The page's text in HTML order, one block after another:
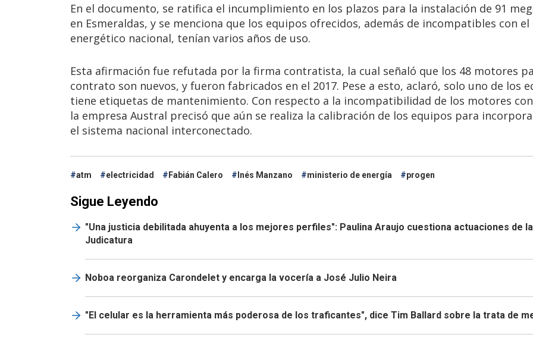
En el documento, se ratifica el incumplimiento en los plazos para la instalación de 91
en Esmeraldas, y se menciona que los equipos ofrecidos, además de incompatibles con
energético nacional, tenían varios años de uso.
Esta afirmación fue refutada por la firma contratista, la cual señaló que los 48 motores
contrato son nuevos, y fueron fabricados en el 2017. Pese a esto, aclaró, solo uno de los
tiene etiquetas de mantenimiento. Con respecto a la incompatibilidad de los motores
la empresa Austral precisó que aún se realiza la calibración de los equipos para
el sistema nacional interconectado.
atm electricidad Fabián Calero Inés Manzano ministerio de energía progen
Sigue Leyendo
"Una justicia debilitada ahuyenta a los mejores perfiles": Paulina Araujo cuestiona actuaciones de la
Judicatura
Noboa reorganiza Carondelet y encarga la vocería a José Julio Neira
"El celular es la herramienta más poderosa de los traficantes", dice Tim Ballard sobre la trata de